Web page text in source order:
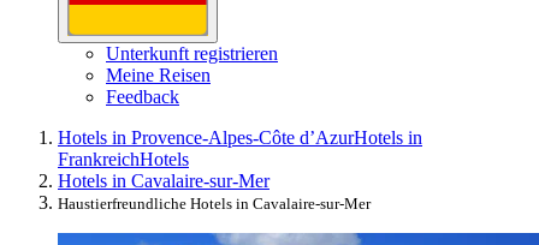
Unterkunft registrieren
Meine Reisen
Feedback
Hotels in Provence-Alpes-Côte d’AzurHotels in
FrankreichHotels
Hotels in Cavalaire-sur-Mer
Haustierfreundliche Hotels in Cavalaire-sur-Mer